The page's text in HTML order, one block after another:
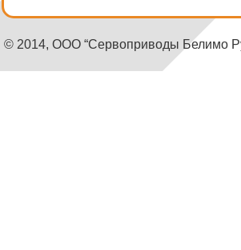
© 2014, ООО “Сервоприводы Белимо